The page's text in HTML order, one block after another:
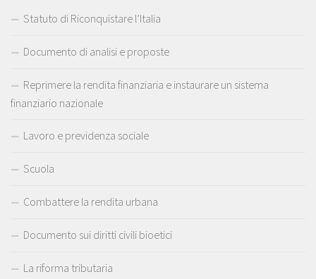
Statuto di Riconquistare l’Italia
Documento di analisi e proposte
Reprimere la rendita finanziaria e instaurare un sistema
finanziario nazionale
Lavoro e previdenza sociale
Scuola
Combattere la rendita urbana
Documento sui diritti civili bioetici
La riforma tributaria